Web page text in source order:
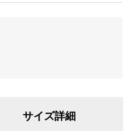
サイズ詳細